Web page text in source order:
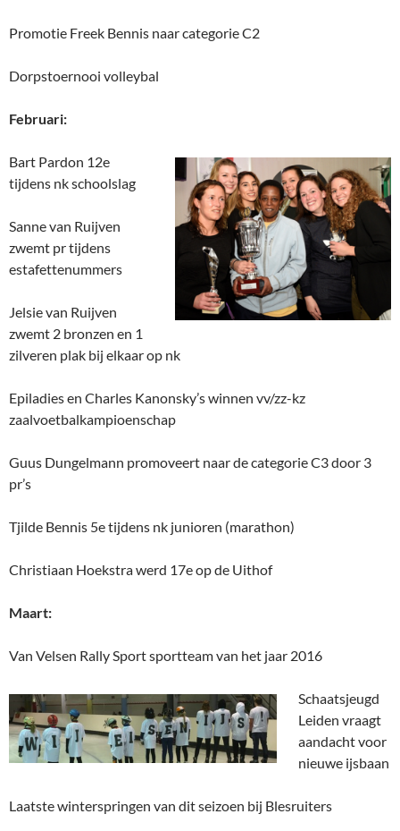
Promotie Freek Bennis naar categorie C2
Dorpstoernooi volleybal
Februari:
Bart Pardon 12e
tijdens nk schoolslag
Sanne van Ruijven
zwemt pr tijdens
estafettenummers
Jelsie van Ruijven
zwemt 2 bronzen en 1
zilveren plak bij elkaar op nk
Epiladies en Charles Kanonsky’s winnen vv/zz-kz
zaalvoetbalkampioenschap
Guus Dungelmann promoveert naar de categorie C3 door 3
pr’s
Tjilde Bennis 5e tijdens nk junioren (marathon)
Christiaan Hoekstra werd 17e op de Uithof
Maart:
Van Velsen Rally Sport sportteam van het jaar 2016
Schaatsjeugd
Leiden vraagt
aandacht voor
nieuwe ijsbaan
Laatste winterspringen van dit seizoen bij Blesruiters